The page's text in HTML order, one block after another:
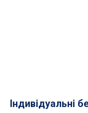
Індивідуальні